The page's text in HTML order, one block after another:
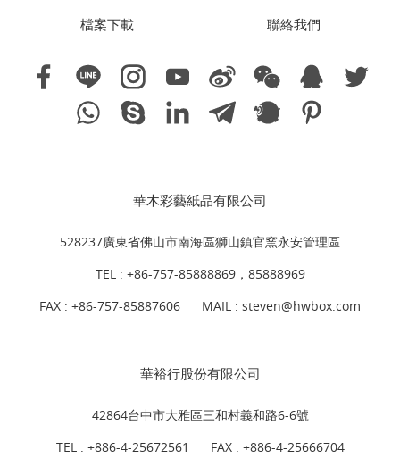
檔案下載
聯絡我們
華木彩藝紙品有限公司
528237廣東省佛山市南海區獅山鎮官窯永安管理區
TEL : +86-757-85888869，85888969
FAX : +86-757-85887606
MAIL : steven@hwbox.com
華裕行股份有限公司
42864台中市大雅區三和村義和路6-6號
TEL : +886-4-25672561 FAX : +886-4-25666704